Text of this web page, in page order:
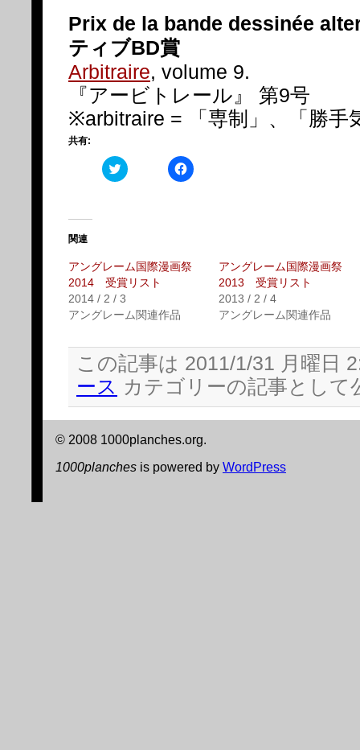
Prix de la bande dessinée
ティブBD賞
Arbitraire, volume 9.
『アービトレール』 第9号
※arbitraire = 「専制」、「勝手
共有:
ク
リ
有
(新
し
い
ウ
ィ
ン
ウ
で
開
き
ま
す)
Facebook
で
リ
ッ
い
(新
し
い
ウ
ィ
ン
ド
で
開
ま
関連
アングレーム国際漫画祭
2014 受賞リスト
2014 / 2 / 3
アングレーム関連作品
アングレーム国際漫画祭
2013 受賞リスト
2013 / 2 / 4
アングレーム関連作品
この記事は 2011/1/31 月曜日
ース カテゴリーの記事として
© 2008 1000planches.org.
1000planches is powered by WordPress